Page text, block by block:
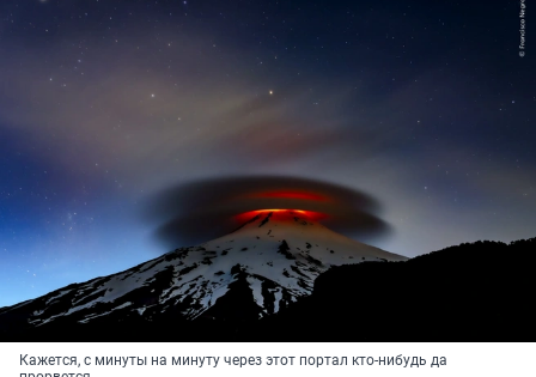
Кажется, с минуты на минуту через этот портал кто-нибудь да